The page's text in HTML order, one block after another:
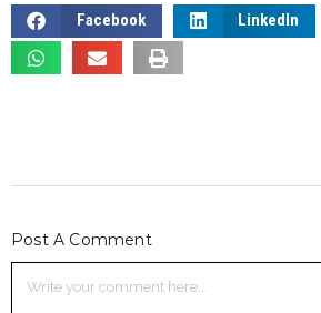
Facebook LinkedIn
Post A Comment